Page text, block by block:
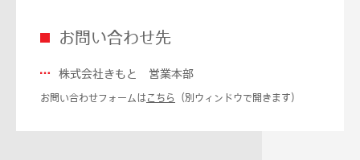
お問い合わせ先
株式会社きもと 営業本部
お問い合わせフォームはこちら （別ウィンドウで開きます）